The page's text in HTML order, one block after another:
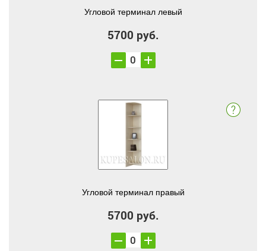
Угловой терминал левый
5700 руб.
Угловой терминал правый
5700 руб.